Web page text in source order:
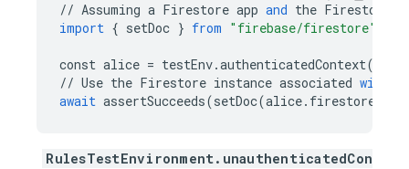
// Assuming a Firestore app and the Firestore
import { setDoc } from "firebase/firestore"
const alice = testEnv.authenticatedContext(
// Use the Firestore instance associated with
await assertSucceeds(setDoc(alice. firestore
RulesTestEnvironment.unauthenticatedCon